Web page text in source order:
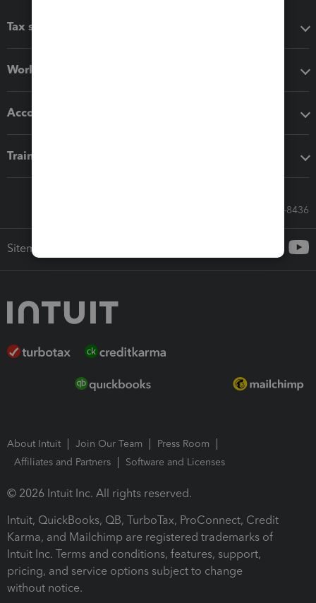
Tax software
Workflow add-ons
Accounting solutions
Training & support
Call Sales: 833-564-8436
Sitemap
About Intuit Join Our Team
Press Room
Affiliates and Partners
Software and Licenses
© 2026 Intuit Inc. All rights reserved.
Intuit, QuickBooks, QB, TurboTax, ProConnect, Credit
Karma, and Mailchimp are registered trademarks of
Intuit Inc. Terms and conditions, features, support,
pricing, and service options subject to change
without notice.